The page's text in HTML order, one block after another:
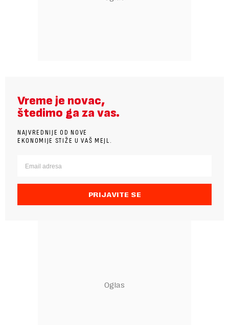
Vreme je novac,
štedimo ga za vas.
NAJVREDNIJE OD NOVE
EKONOMIJE STIŽE U VAŠ MEJL.
PRIJAVITE SE